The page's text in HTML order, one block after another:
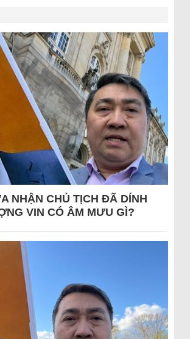
NHẬN CHỦ TỊCH ĐÃ DÍNH
VIN CÓ ÂM MƯU GÌ?